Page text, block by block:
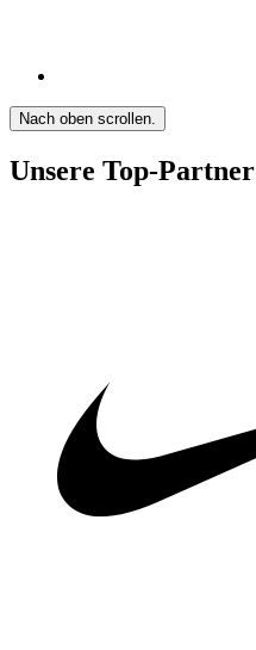
Nach oben scrollen.
Unsere Top-Partner